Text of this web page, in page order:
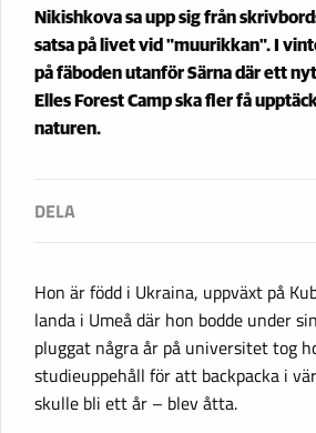
Nikishkova sa upp sig från
satsa på livet vid "muurikkan". I
på fäboden utanför Särna där ett
Elles Forest Camp ska fler få
naturen.
Hon är född i Ukraina, uppväxt på
landa i Umeå där hon bodde under
pluggat några år på universitet tog
studieuppehåll för att backpacka i
skulle bli ett år – blev åtta.